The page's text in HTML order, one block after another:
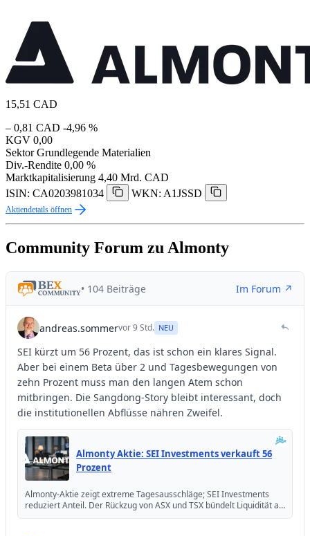
15,51 CAD
– 0,81 CAD -4,96 %
KGV 0,00
Sektor Grundlegende Materialien
Div.-Rendite 0,00 %
Marktkapitalisierung 4,40 Mrd. CAD
ISIN: CA0203981034
WKN: A1JSSD
Aktiendetails öffnen
Community Forum zu Almonty